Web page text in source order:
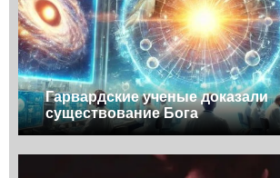
Гарвардские ученые доказали
существование Бога